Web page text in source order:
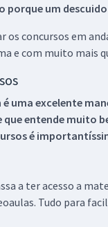
um
os concursos em
e com muito mais
uma excelente
entende muito
é
a ter acesso a
Tudo para